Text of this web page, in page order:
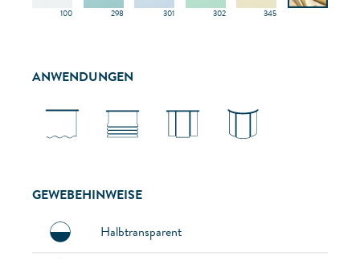
100 298 301 302 345
ANWENDUNGEN
GEWEBEHINWEISE
Halbtransparent